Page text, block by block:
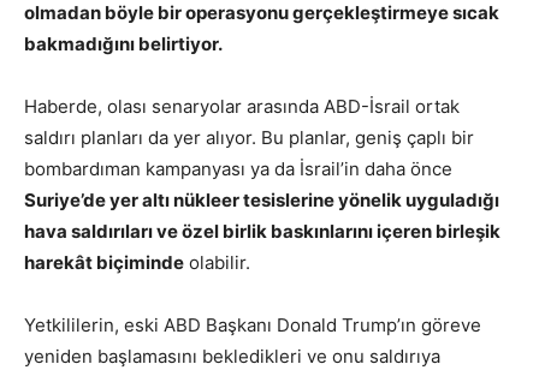
olmadan böyle bir operasyonu gerçekleştirmeye sıcak
bakmadığını belirtiyor.
Haberde, olası senaryolar arasında ABD-İsrail ortak
saldırı planları da yer alıyor. Bu planlar, geniş çaplı bir
bombardıman kampanyası ya da İsrail’in daha önce
Suriye’de yer altı nükleer tesislerine yönelik uyguladığı
hava saldırıları ve özel birlik baskınlarını içeren birleşik
harekât biçiminde olabilir.
Yetkililerin, eski ABD Başkanı Donald Trump’ın göreve
yeniden başlamasını bekledikleri ve onu saldırıya